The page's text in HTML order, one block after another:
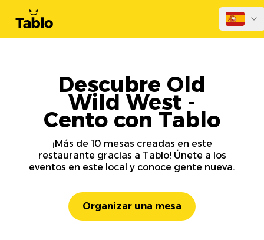
Descubre Old
Wild West -
Cento con Tablo
¡Más de 10 mesas creadas en este
restaurante gracias a Tablo! Únete a los
eventos en este local y conoce gente nueva.
Organizar una mesa